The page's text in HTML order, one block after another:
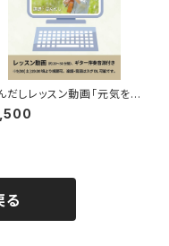
だしレッスン動画「元気を出
」楽譜・伴奏音源付き
る